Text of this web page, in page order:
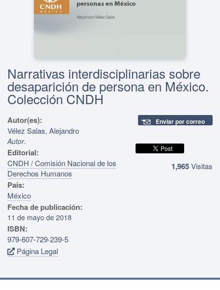
Narrativas interdisciplinarias sobre
desaparición de persona en México.
Colección CNDH
Autor(es):
Vélez Salas, Alejandro
Autor.
Editorial:
CNDH / Comisión Nacional de los
Derechos Humanos
País:
México
Fecha de publicación:
11 de mayo de 2018
ISBN:
979-607-729-239-5
Página Legal
Enviar por correo
1,965Visitas